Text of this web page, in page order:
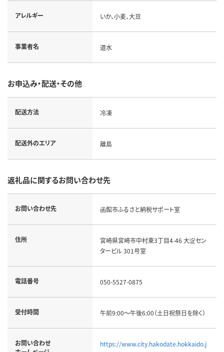
アレルギー いか、小麦、大豆
事業者名 道水
お申込み・配送・その他
配送方法 冷凍
配送外のエリア 離島
返礼品に関するお問い合わせ先
お問い合わせ先 函館市ふるさと納税サポート室
住所
宮崎県宮崎市中村東3丁目4-46 大淀セン
タービル 301号室
電話番号 050-5527-0875
受付時間 午前9:00～午後6:00（土日祝祭日を除く）
お問い合わせ
https://www.city.hakodate.hokkaido.j